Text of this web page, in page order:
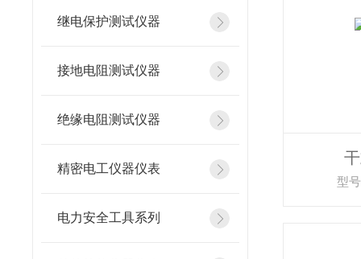
继电保护测试仪器
接地电阻测试仪器
绝缘电阻测试仪器
精密电工仪器仪表
电力安全工具系列
型